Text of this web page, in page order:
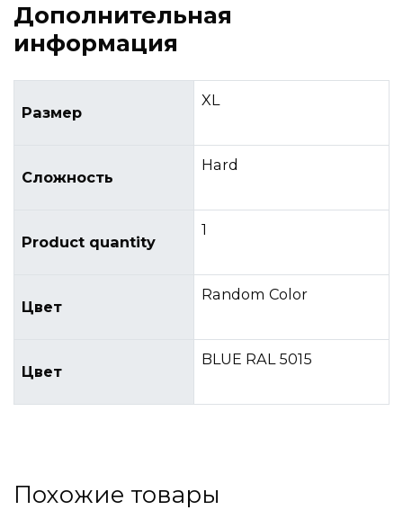
Дополнительная
информация
Размер
XL
Сложность
Hard
Product quantity
1
Цвет
Random Color
Цвет
BLUE RAL 5015
Похожие товары